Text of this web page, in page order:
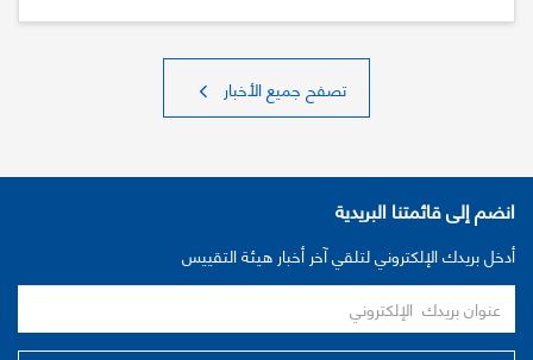
تصفح جميع الأخبار
انضم إلى قائمتنا البريدية
أدخل بريدك الإلكتروني لتلقي آخر أخبار هيئة التقييس